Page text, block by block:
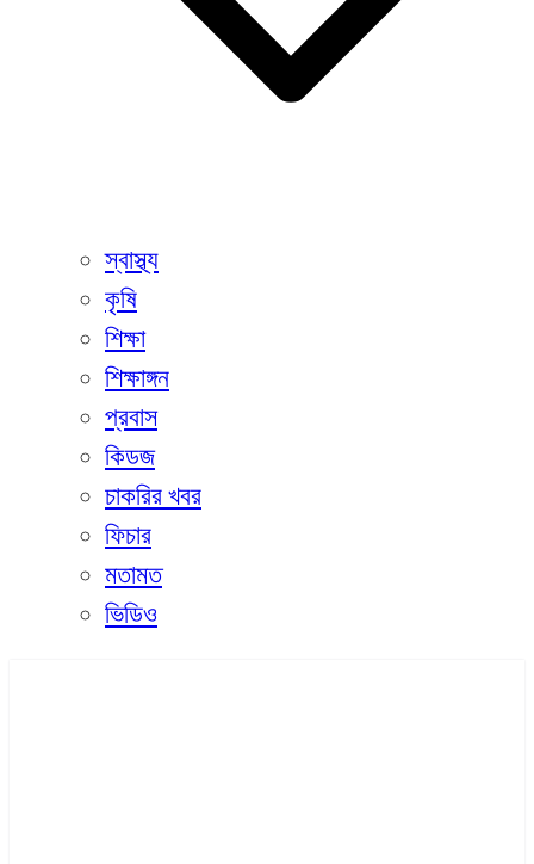
স্বাস্থ্য
কৃষি
শিক্ষা
শিক্ষাঙ্গন
প্রবাস
কিডজ
চাকরির খবর
ফিচার
মতামত
ভিডিও